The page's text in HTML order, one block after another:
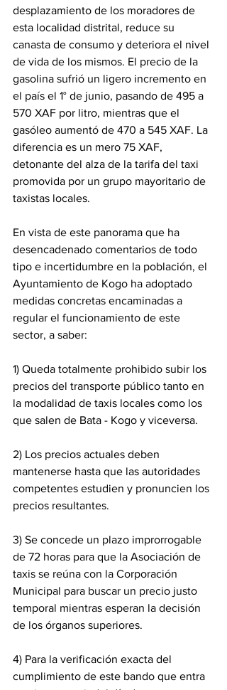
desplazamiento de los moradores de
esta localidad distrital, reduce su
canasta de consumo y deteriora el nivel
de vida de los mismos. El precio de la
gasolina sufrió un ligero incremento en
el país el 1° de junio, pasando de 495 a
570 XAF por litro, mientras que el
gasóleo aumentó de 470 a 545 XAF. La
diferencia es un mero 75 XAF,
detonante del alza de la tarifa del taxi
promovida por un grupo mayoritario de
taxistas locales.
En vista de este panorama que ha
desencadenado comentarios de todo
tipo e incertidumbre en la población, el
Ayuntamiento de Kogo ha adoptado
medidas concretas encaminadas a
regular el funcionamiento de este
sector, a saber:
‎1) Queda totalmente prohibido subir los
precios del transporte público tanto en
la modalidad de taxis locales como los
que salen de Bata - Kogo y viceversa.
‎2) Los precios actuales deben
mantenerse hasta que las autoridades
competentes estudien y pronuncien los
precios resultantes.
‎3) Se concede un plazo improrrogable
de 72 horas para que la Asociación de
taxis se reúna con la Corporación
Municipal para buscar un precio justo
temporal mientras esperan la decisión
de los órganos superiores.
‎4) Para la verificación exacta del
cumplimiento de este bando que entra